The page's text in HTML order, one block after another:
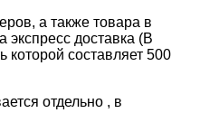
а также товара в
экспресс доставка (В
составляет 500
отдельно , в